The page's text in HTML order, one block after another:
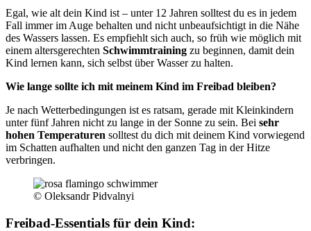
Egal, wie alt dein Kind ist – unter 12 Jahren solltest du es in jedem
Fall immer im Auge behalten und nicht unbeaufsichtigt in die Nähe
des Wassers lassen. Es empfiehlt sich auch, so früh wie möglich mit
einem altersgerechten Schwimmtraining zu beginnen, damit dein
Kind lernen kann, sich selbst über Wasser zu halten.
Wie lange sollte ich mit meinem Kind im Freibad bleiben?
Je nach Wetterbedingungen ist es ratsam, gerade mit Kleinkindern
unter fünf Jahren nicht zu lange in der Sonne zu sein. Bei sehr
hohen Temperaturen solltest du dich mit deinem Kind vorwiegend
im Schatten aufhalten und nicht den ganzen Tag in der Hitze
verbringen.
© Oleksandr Pidvalnyi
Freibad-Essentials für dein Kind: